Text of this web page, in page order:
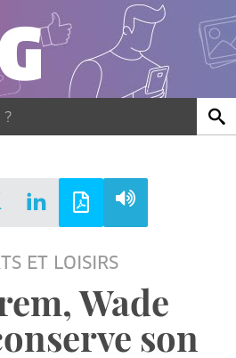
ET LOISIRS
Wade
son